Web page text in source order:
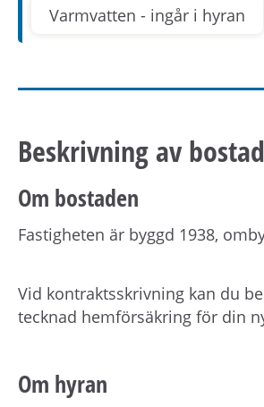
Varmvatten - ingår i hyran
Beskrivning av
Om bostaden
Fastigheten är byggd 1938,
Vid kontraktsskrivning kan du
tecknad hemförsäkring för din
Om hyran